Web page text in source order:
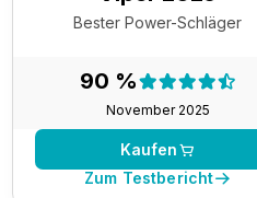
Bester Power-Schläger
90 %
November 2025
Testergebnis:
90 %
Kaufen
Zum Testbericht